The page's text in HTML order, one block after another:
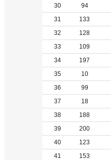
30
94
31
133
32
128
33
109
34
197
35
10
36
99
37
18
38
188
39
200
40
123
41
153